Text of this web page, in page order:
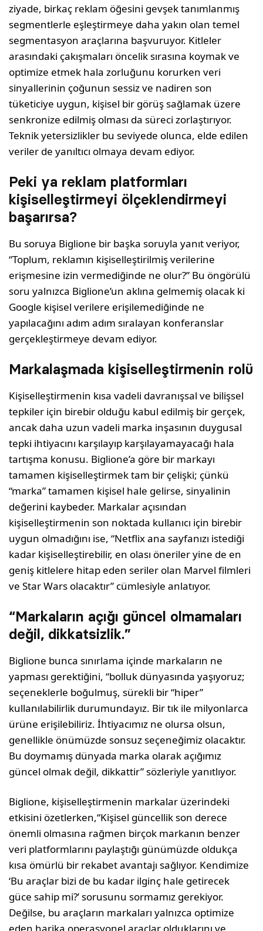
ziyade, birkaç reklam öğesini gevşek tanımlanmış
segmentlerle eşleştirmeye daha yakın olan temel
segmentasyon araçlarına başvuruyor. Kitleler
arasındaki çakışmaları öncelik sırasına koymak ve
optimize etmek hala zorluğunu korurken veri
sinyallerinin çoğunun sessiz ve nadiren son
tüketiciye uygun, kişisel bir görüş sağlamak üzere
senkronize edilmiş olması da süreci zorlaştırıyor.
Teknik yetersizlikler bu seviyede olunca, elde edilen
veriler de yanıltıcı olmaya devam ediyor.
Peki ya reklam platformları
kişiselleştirmeyi ölçeklendirmeyi
başarırsa?
Bu soruya Biglione bir başka soruyla yanıt veriyor,
“Toplum, reklamın kişiselleştirilmiş verilerine
erişmesine izin vermediğinde ne olur?” Bu öngörülü
soru yalnızca Biglione’un aklına gelmemiş olacak ki
Google kişisel verilere erişilemediğinde ne
yapılacağını adım adım sıralayan konferanslar
gerçekleştirmeye devam ediyor.
Markalaşmada kişiselleştirmenin rolü
Kişiselleştirmenin kısa vadeli davranışsal ve bilişsel
tepkiler için birebir olduğu kabul edilmiş bir gerçek,
ancak daha uzun vadeli marka inşasının duygusal
tepki ihtiyacını karşılayıp karşılayamayacağı hala
tartışma konusu. Biglione’a göre bir markayı
tamamen kişiselleştirmek tam bir çelişki; çünkü
“marka” tamamen kişisel hale gelirse, sinyalinin
değerini kaybeder. Markalar açısından
kişiselleştirmenin son noktada kullanıcı için birebir
uygun olmadığını ise, “Netflix ana sayfanızı istediği
kadar kişiselleştirebilir, en olası öneriler yine de en
geniş kitlelere hitap eden seriler olan Marvel filmleri
ve Star Wars olacaktır” cümlesiyle anlatıyor.
“Markaların açığı güncel olmamaları
değil, dikkatsizlik.”
Biglione bunca sınırlama içinde markaların ne
yapması gerektiğini, “bolluk dünyasında yaşıyoruz;
seçeneklerle boğulmuş, sürekli bir “hiper”
kullanılabilirlik durumundayız. Bir tık ile milyonlarca
ürüne erişilebiliriz. İhtiyacımız ne olursa olsun,
genellikle önümüzde sonsuz seçeneğimiz olacaktır.
Bu doymamış dünyada marka olarak açığımız
güncel olmak değil, dikkattir” sözleriyle yanıtlıyor.
Biglione, kişiselleştirmenin markalar üzerindeki
etkisini özetlerken,“Kişisel güncellik son derece
önemli olmasına rağmen birçok markanın benzer
veri platformlarını paylaştığı günümüzde oldukça
kısa ömürlü bir rekabet avantajı sağlıyor. Kendimize
‘Bu araçlar bizi de bu kadar ilginç hale getirecek
güce sahip mi?’ sorusunu sormamız gerekiyor.
Değilse, bu araçların markaları yalnızca optimize